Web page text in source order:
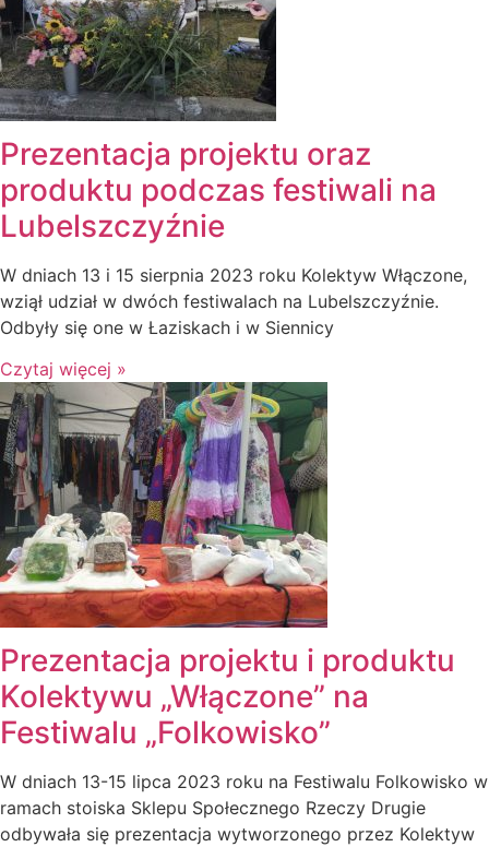
Prezentacja projektu oraz
produktu podczas festiwali na
Lubelszczyźnie
W dniach 13 i 15 sierpnia 2023 roku Kolektyw Włączone,
wziął udział w dwóch festiwalach na Lubelszczyźnie.
Odbyły się one w Łaziskach i w Siennicy
Czytaj więcej »
Prezentacja projektu i produktu
Kolektywu „Włączone” na
Festiwalu „Folkowisko”
W dniach 13-15 lipca 2023 roku na Festiwalu Folkowisko w
ramach stoiska Sklepu Społecznego Rzeczy Drugie
odbywała się prezentacja wytworzonego przez Kolektyw